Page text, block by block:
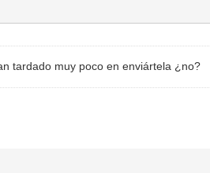
tardado muy poco en enviártela ¿no?